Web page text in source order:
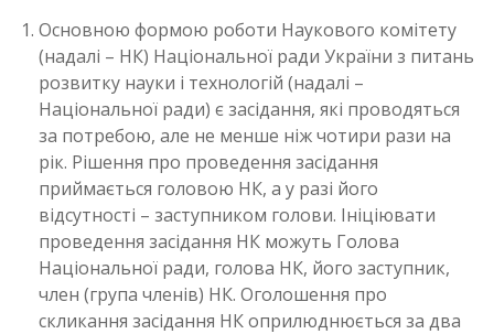
Основною формою роботи Наукового комітету
(надалі – НК) Національної ради України з питань
розвитку науки і технологій (надалі –
Національної ради) є засідання, які проводяться
за потребою, але не менше ніж чотири рази на
рік. Рішення про проведення засідання
приймається головою НК, а у разі його
відсутності – заступником голови. Ініціювати
проведення засідання НК можуть Голова
Національної ради, голова НК, його заступник,
член (група членів) НК. Оголошення про
скликання засідання НК оприлюднюється за два